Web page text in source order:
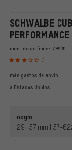
SCHWALBE
núm. de artículo: 78920
2
más gastos de envío
a Estados Unidos
negro
29 | 57 mm | 57-